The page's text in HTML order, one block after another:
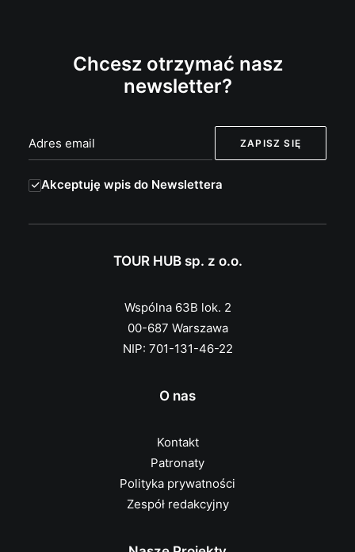
Chcesz otrzymać nasz
newsletter?
Akceptuję wpis do Newslettera
TOUR HUB sp. z o.o.
Wspólna 63B lok. 2
00-687 Warszawa
NIP: 701-131-46-22
O nas
Kontakt
Patronaty
Polityka prywatności
Zespół redakcyjny